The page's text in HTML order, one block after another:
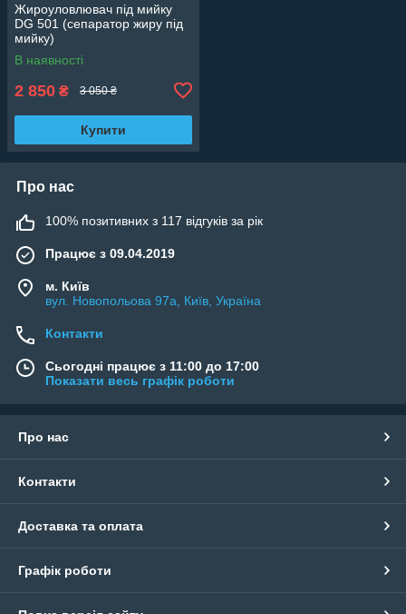
Жироуловлювач під мийку
DG 501 (сепаратор жиру під
мийку)
В наявності
2 850 ₴ 3 050 ₴
Купити
Про нас
100% позитивних з 117 відгуків за рік
Працює з 09.04.2019
м. Київ
вул. Новопольова 97а, Київ, Україна
Контакти
Сьогодні працює з 11:00 до 17:00
Показати весь графік роботи
Про нас
Контакти
Доставка та оплата
Графік роботи